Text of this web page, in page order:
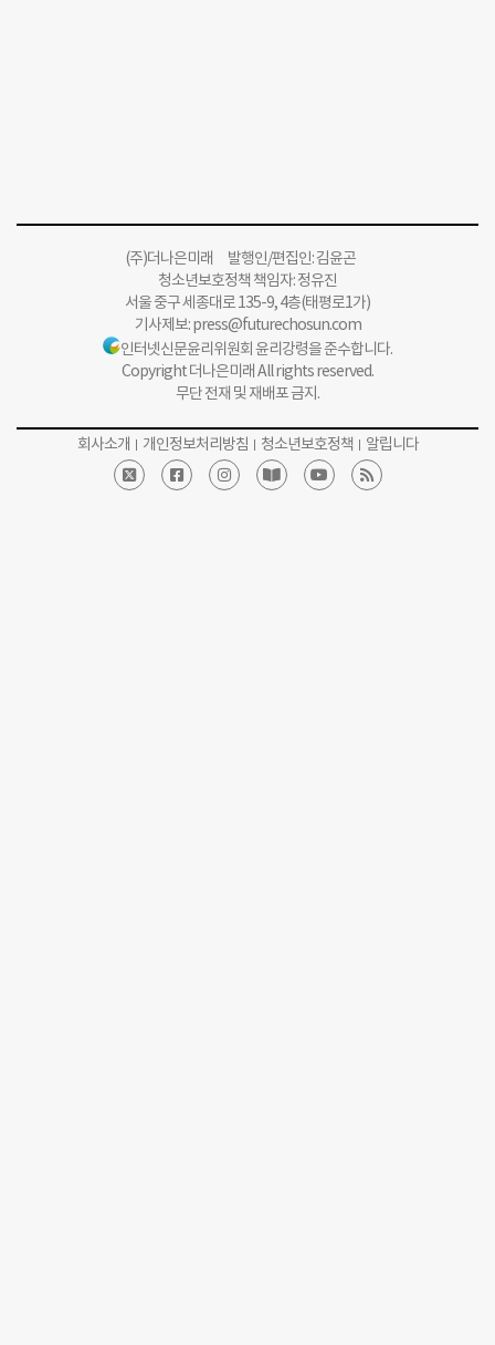
(주)더나은미래 발행인/편집인: 김윤곤
청소년보호정책 책임자: 정유진
서울 중구 세종대로 135-9, 4층(태평로1가)
기사제보:press@futurechosun.com
인터넷신문윤리위원회 윤리강령을 준수합니다.
Copyright 더나은미래 All rights reserved.
무단 전재 및 재배포 금지.
회사소개 개인정보처리방침 청소년보호정책 알립니다